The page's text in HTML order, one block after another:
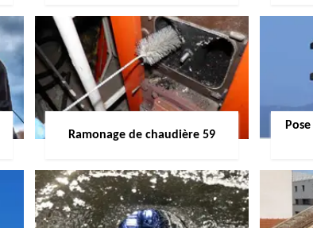
Ramonage de chaudière 59